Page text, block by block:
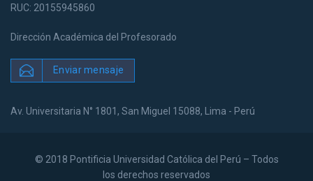
RUC: 20155945860
Dirección Académica del Profesorado
Enviar mensaje
Av. Universitaria N° 1801, San Miguel 15088, Lima - Perú
© 2018 Pontificia Universidad Católica del Perú – Todos
los derechos reservados